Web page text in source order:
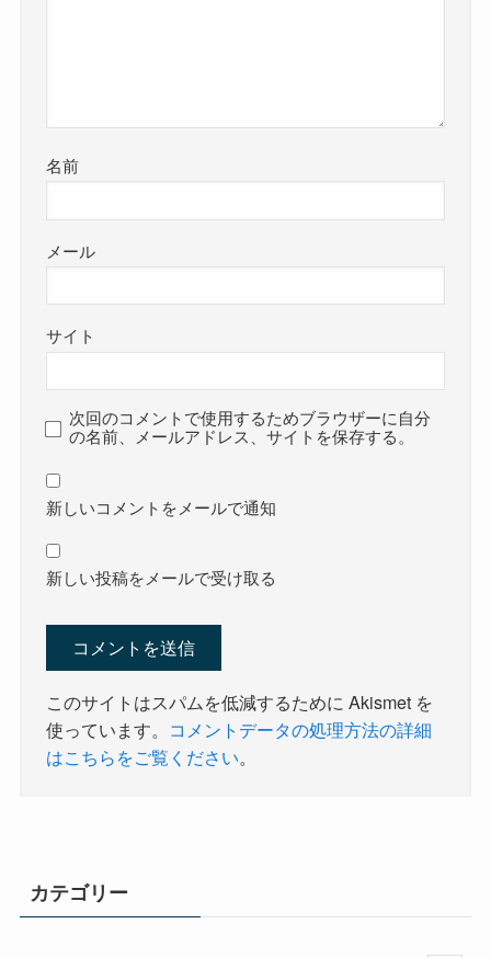
名前
メール
サイト
次回のコメントで使用するためブラウザーに自分
の名前、メールアドレス、サイトを保存する。
新しいコメントをメールで通知
新しい投稿をメールで受け取る
このサイトはスパムを低減するために Akismet を
使っています。 コメントデータの処理方法の詳細
はこちらをご覧ください。
カテゴリー